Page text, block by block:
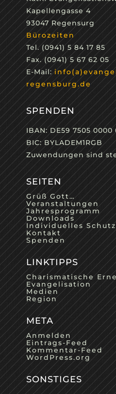
Kapellengasse 4
93047 Regensurg
Bürozeiten
Tel. (0941) 5 84 17 85
Fax. (0941) 5 67 62 05
E-Mail:
regensburg.de
SPENDEN
IBAN: DE59 7505 0000
BIC: BYLADEM1RGB
Zuwendungen sind
SEITEN
Grüß Gott…
Veranstaltungen
Jahresprogramm
Downloads
Individuelles
Kontakt
Spenden
LINKTIPPS
Charismatische
Evangelisation
Medien
Region
META
Anmelden
Eintrags-Feed
Kommentar-Feed
WordPress.org
SONSTIGES